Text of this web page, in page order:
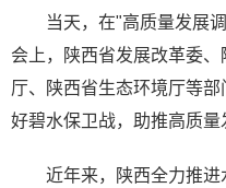
当天，在"高质量发展
会上，陕西省发展改革委
厅、陕西省生态环境厅等
好碧水保卫战，助推高质量
近年来，陕西全力推